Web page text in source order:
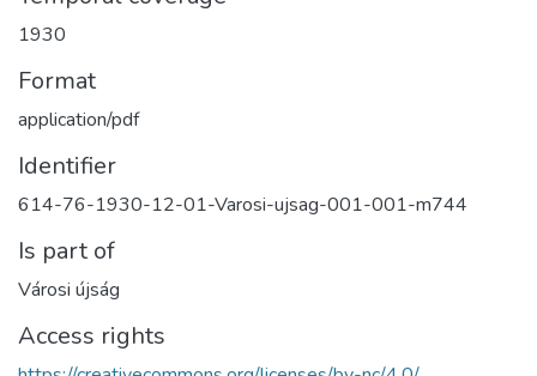
1930
Format
application/pdf
Identifier
614-76-1930-12-01-Varosi-ujsag-001-001-m744
Is part of
Városi újság
Access rights